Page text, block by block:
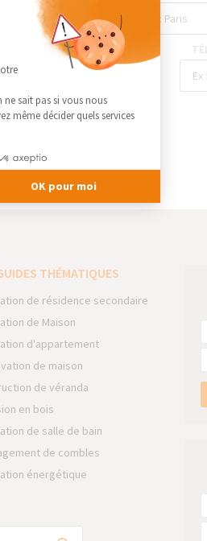
THÉMATIQUES
de résidence secondaire
de Maison
d'appartement
de maison
de véranda
en bois
de salle de bain
de combles
énergétique
:
sait pas si vous nous
même décider quels services
OK pour moi